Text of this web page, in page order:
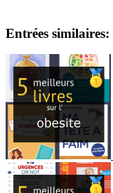
Entrées similaires: